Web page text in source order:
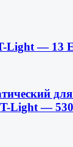
Light — 13
Light —